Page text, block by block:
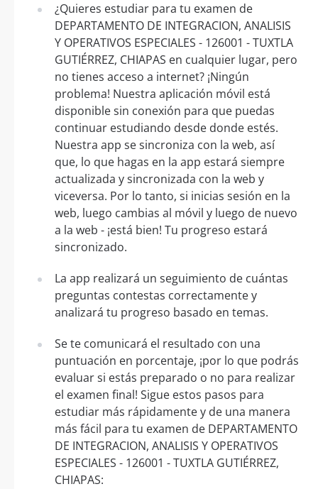
¿Quieres estudiar para tu examen de
DEPARTAMENTO DE INTEGRACION, ANALISIS
Y OPERATIVOS ESPECIALES - 126001 - TUXTLA
GUTIÉRREZ, CHIAPAS en cualquier lugar, pero
no tienes acceso a internet? ¡Ningún
problema! Nuestra aplicación móvil está
disponible sin conexión para que puedas
continuar estudiando desde donde estés.
Nuestra app se sincroniza con la web, así
que, lo que hagas en la app estará siempre
actualizada y sincronizada con la web y
viceversa. Por lo tanto, si inicias sesión en la
web, luego cambias al móvil y luego de nuevo
a la web - ¡está bien! Tu progreso estará
sincronizado.
La app realizará un seguimiento de cuántas
preguntas contestas correctamente y
analizará tu progreso basado en temas.
Se te comunicará el resultado con una
puntuación en porcentaje, ¡por lo que podrás
evaluar si estás preparado o no para realizar
el examen final! Sigue estos pasos para
estudiar más rápidamente y de una manera
más fácil para tu examen de DEPARTAMENTO
DE INTEGRACION, ANALISIS Y OPERATIVOS
ESPECIALES - 126001 - TUXTLA GUTIÉRREZ,
CHIAPAS: